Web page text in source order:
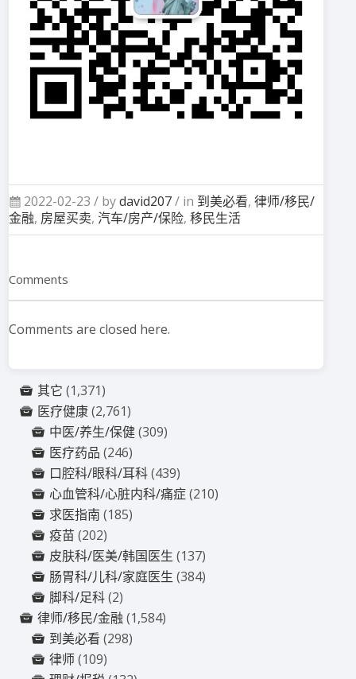
2022-02-23 / bydavid207/ in 到美必看,律师/移民/
金融, 房屋买卖, 汽车/房产/保险, 移民生活
Comments
Comments are closed here.
其它 (1,371)
医疗健康(2,761)
中医/养生/保健(309)
医疗药品 (246)
口腔科/眼科/耳科(439)
心血管科/心脏内科/痛症(210)
求医指南 (185)
疫苗 (202)
皮肤科/医美/韩国医生 (137)
肠胃科/儿科/家庭医生 (384)
脚科/足科(2)
律师/移民/金融 (1,584)
到美必看 (298)
律师(109)